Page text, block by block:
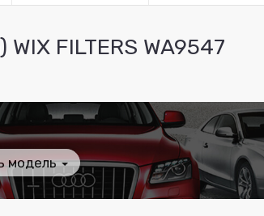
FILTERS WA9547
модель